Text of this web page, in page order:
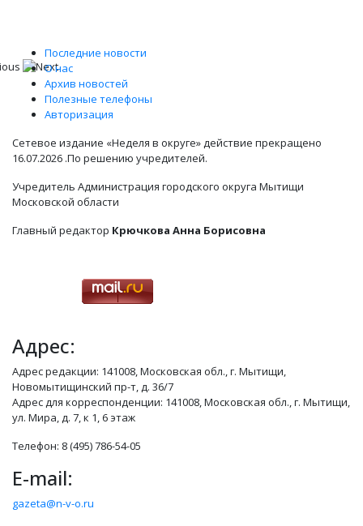
Последние новости
О нас
Архив новостей
Полезные телефоны
Авторизация
Сетевое издание «Неделя в округе» действие прекращено
16.07.2026 .По решению учредителей.
Учредитель Администрация городского округа Мытищи
Московской области
Главный редактор Крючкова Анна Борисовна
Адрес:
Адрес редакции: 141008, Московская обл., г. Мытищи,
Новомытищинский пр-т, д. 36/7
Адрес для корреспонденции: 141008, Московская обл., г. Мытищи,
ул. Мира, д. 7, к 1, 6 этаж
Телефон: 8 (495) 786-54-05
E-mail:
gazeta@n-v-o.ru